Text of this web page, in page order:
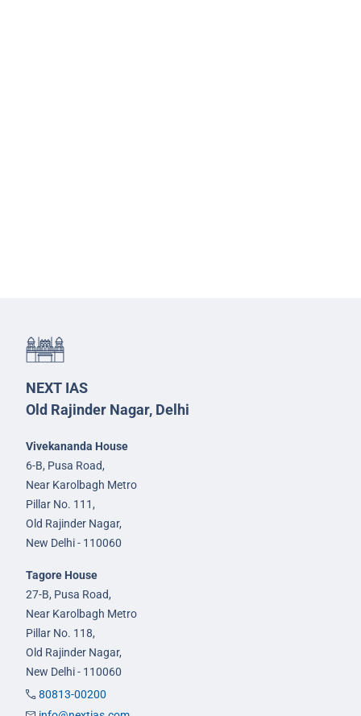
NEXT IAS
Old Rajinder Nagar, Delhi
Vivekananda House
6-B, Pusa Road,
Near Karolbagh Metro
Pillar No. 111,
Old Rajinder Nagar,
New Delhi - 110060
Tagore House
27-B, Pusa Road,
Near Karolbagh Metro
Pillar No. 118,
Old Rajinder Nagar,
New Delhi - 110060
80813-00200